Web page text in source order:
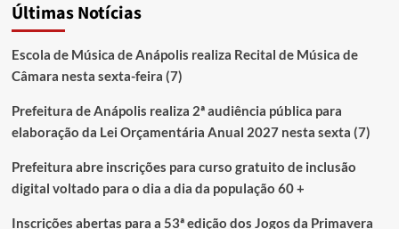
Últimas Notícias
Escola de Música de Anápolis realiza Recital de Música de
Câmara nesta sexta-feira (7)
Prefeitura de Anápolis realiza 2ª audiência pública para
elaboração da Lei Orçamentária Anual 2027 nesta sexta (7)
Prefeitura abre inscrições para curso gratuito de inclusão
digital voltado para o dia a dia da população 60 +
Inscrições abertas para a 53ª edição dos Jogos da Primavera